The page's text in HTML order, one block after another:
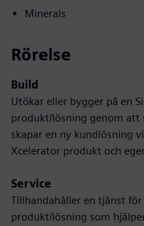
Minerals
Rörelse
Build
Utökar eller bygger på en
produkt/lösning genom att
skapar en ny kundlösning
Xcelerator produkt och
Service
Tillhandahåller en tjänst
produkt/lösning som